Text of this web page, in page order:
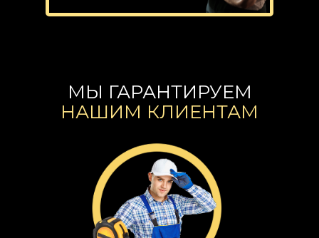
Hello world!
МЫ ГАРАНТИРУЕМ
НАШИМ КЛИЕНТАМ